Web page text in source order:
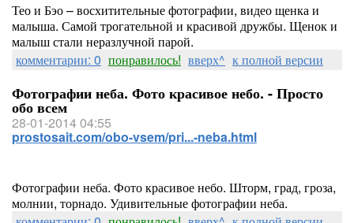
Тео и Бэо – восхитительные фотографии, видео щенка и
малыша. Самой трогательной и красивой дружбы. Щенок и
малыш стали неразлучной парой.
комментарии: 0 понравилось! вверх^ к полной версии
Фотографии неба. Фото красивое небо. - Просто
обо всем
28-01-2014 04:55
prostosait.com/obo-vsem/pri...-neba.html
Фотографии неба. Фото красивое небо. Шторм, град, гроза,
молнии, торнадо. Удивительные фотографии неба.